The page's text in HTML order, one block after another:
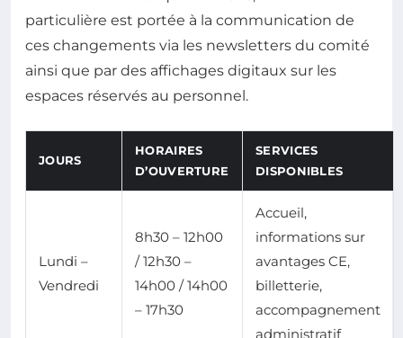
particulière est portée à la communication de
ces changements via les newsletters du comité
ainsi que par des affichages digitaux sur les
espaces réservés au personnel.
JOURS
HORAIRES
D’OUVERTURE
SERVICES
DISPONIBLES
Lundi –
Vendredi
8h30 – 12h00
/ 12h30 –
14h00 / 14h00
– 17h30
Accueil,
informations sur
avantages CE,
billetterie,
accompagnement
administratif